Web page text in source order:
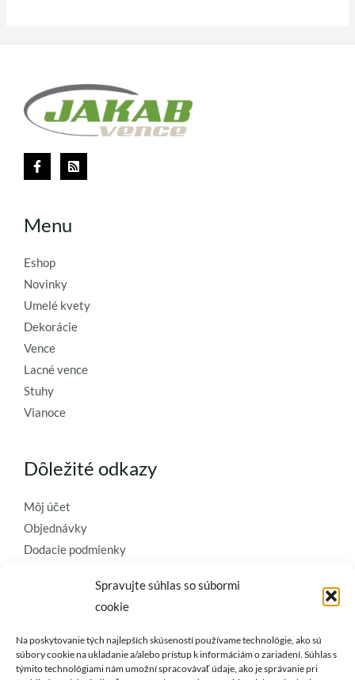
Spravujte súhlas so súbormi
cookie
Na poskytovanie tých najlepších skúseností používame technológie, ako sú
súbory cookie na ukladanie a/alebo prístup k informáciám o zariadení. Súhlas s
týmito technológiami nám umožní spracovávať údaje, ako je správanie pri
Menu
Eshop
Novinky
Umelé kvety
Dekorácie
Vence
Lacné vence
Stuhy
Vianoce
Dôležité odkazy
Môj účet
Objednávky
Dodacie podmienky
Ochrana osobných údajov
Zásady používania súborov cookie
Kontaktujte nás a požiadajte o
najkvalitnejšie umelé kvety a